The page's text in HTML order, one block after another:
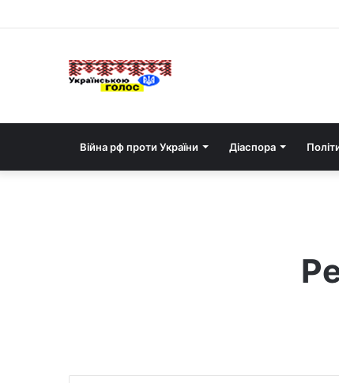
Війна рф проти України Діаспора